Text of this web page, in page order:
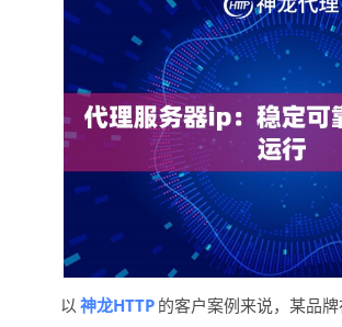
以 神龙HTTP 的客户案例来说，某品牌